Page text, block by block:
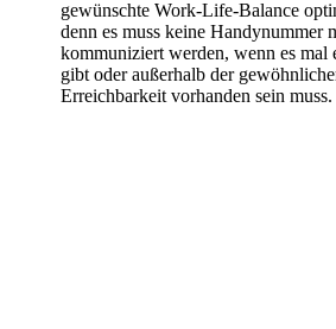
gewünschte Work-Life-Balance
denn es muss keine Handynummer
kommuniziert werden, wenn es mal
gibt oder außerhalb der
Erreichbarkeit vorhanden sein muss.